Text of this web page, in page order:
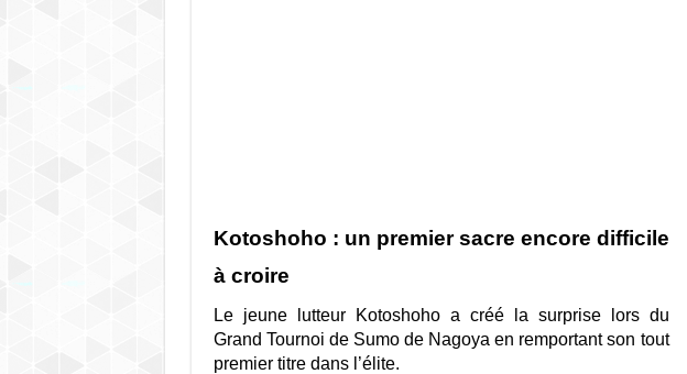
Kotoshoho : un premier sacre encore difficile
à croire
Le jeune lutteur Kotoshoho a créé la surprise lors du
Grand Tournoi de Sumo de Nagoya en remportant son tout
premier titre dans l’élite.